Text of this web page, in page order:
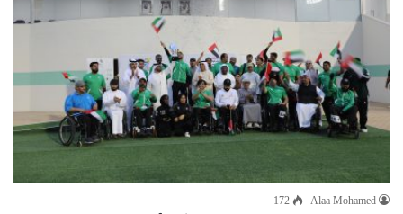
Alaa Mohamed
172